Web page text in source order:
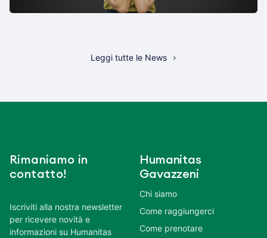
Leggi tutte le News
Rimaniamo in
contatto!
Iscriviti alla nostra newsletter
per ricevere novità e
informazioni su Humanitas
Humanitas
Gavazzeni
Chi siamo
Come raggiungerci
Come prenotare